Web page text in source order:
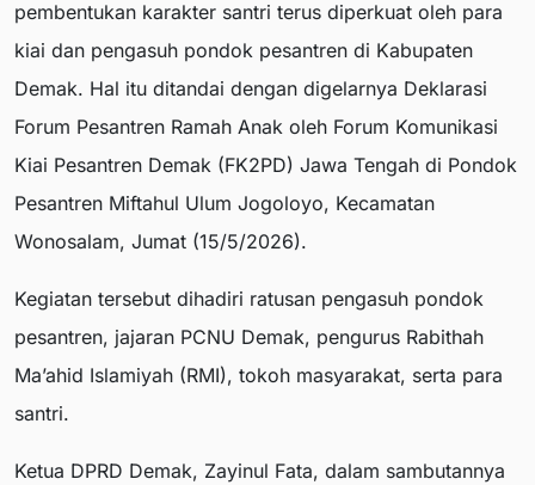
pembentukan karakter santri terus diperkuat oleh para
kiai dan pengasuh pondok pesantren di Kabupaten
Demak. Hal itu ditandai dengan digelarnya Deklarasi
Forum Pesantren Ramah Anak oleh Forum Komunikasi
Kiai Pesantren Demak (FK2PD) Jawa Tengah di Pondok
Pesantren Miftahul Ulum Jogoloyo, Kecamatan
Wonosalam, Jumat (15/5/2026).
Kegiatan tersebut dihadiri ratusan pengasuh pondok
pesantren, jajaran PCNU Demak, pengurus Rabithah
Ma’ahid Islamiyah (RMI), tokoh masyarakat, serta para
santri.
Ketua DPRD Demak, Zayinul Fata, dalam sambutannya